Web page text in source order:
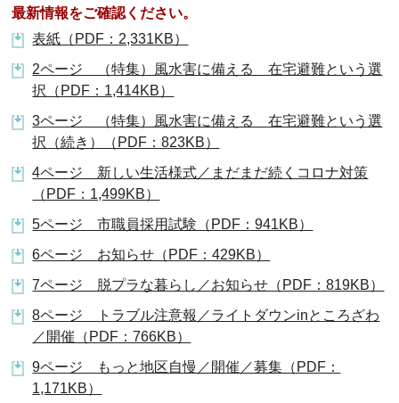
最新情報をご確認ください。
表紙（PDF：2,331KB）
2ページ （特集）風水害に備える 在宅避難という選
択（PDF：1,414KB）
3ページ （特集）風水害に備える 在宅避難という選
択（続き）（PDF：823KB）
4ページ 新しい生活様式／まだまだ続くコロナ対策
（PDF：1,499KB）
5ページ 市職員採用試験（PDF：941KB）
6ページ お知らせ（PDF：429KB）
7ページ 脱プラな暮らし／お知らせ（PDF：819KB）
8ページ トラブル注意報／ライトダウンinところざわ
／開催（PDF：766KB）
9ページ もっと地区自慢／開催／募集（PDF：
1,171KB）